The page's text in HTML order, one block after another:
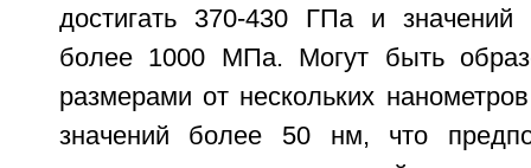
достигать 370-430 ГПа и значений
более 1000 МПа. Могут быть
размерами от нескольких
значений более 50 нм, что